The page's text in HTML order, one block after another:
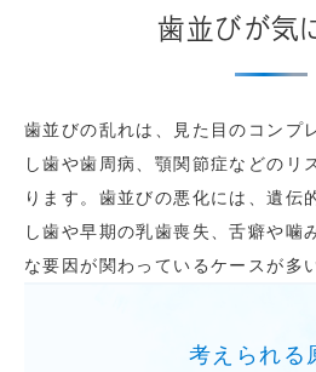
歯並びが気
歯並びの乱れは、見た目のコンプ
し歯や歯周病、顎関節症などのリ
ります。歯並びの悪化には、遺伝
し歯や早期の乳歯喪失、舌癖や噛
な要因が関わっているケースが多
考えられる